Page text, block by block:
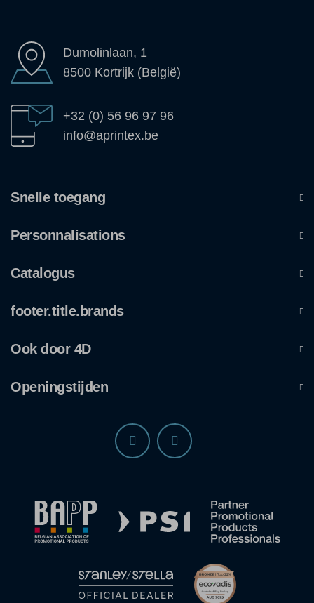
Dumolinlaan, 1
8500 Kortrijk (België)
+32 (0) 56 96 97 96
info@aprintex.be
Snelle toegang
Personnalisations
Catalogus
footer.title.brands
Ook door 4D
Openingstijden